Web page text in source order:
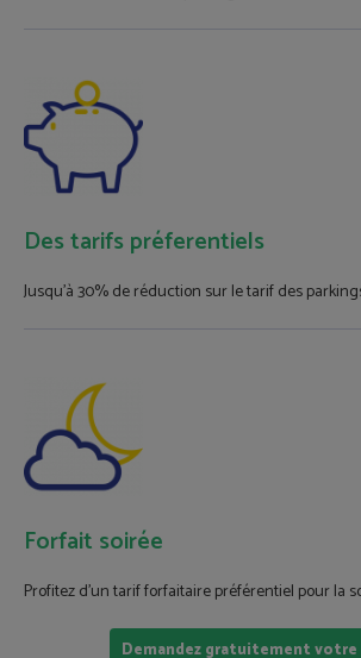
Des tarifs préferentiels
Jusqu'à 30% de réduction sur le tarif des
Forfait soirée
Profitez d'un tarif forfaitaire préférentiel pour la
Demandez gratuitement votre